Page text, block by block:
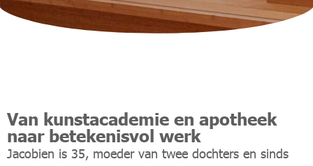
Van kunstacademie en apotheek
naar betekenisvol werk
Jacobien is 35, moeder van twee dochters en sinds